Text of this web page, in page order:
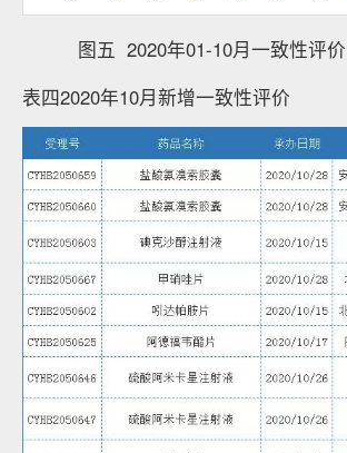
图五 2020年01-10月一致性评
表四2020年10月新增一致性评价